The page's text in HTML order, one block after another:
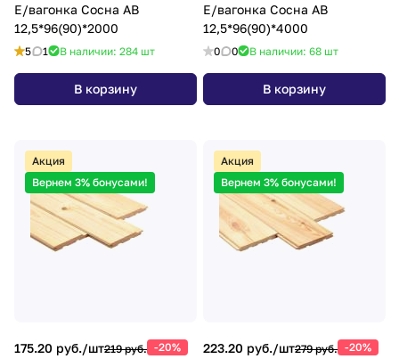
Е/вагонка Сосна АВ
12,5*96(90)*2000
5 1 В наличии: 284 шт
В корзину
Е/вагонка Сосна АВ
12,5*96(90)*4000
0 0 В наличии: 68 шт
В корзину
Акция
Вернем 3% бонусами!
175.20 руб./шт219 руб. -20%
Акция
Вернем 3% бонусами!
223.20 руб./шт279 руб. -20%